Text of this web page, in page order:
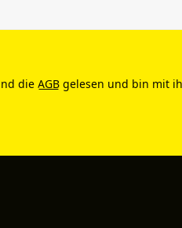
die AGB gelesen und bin mit